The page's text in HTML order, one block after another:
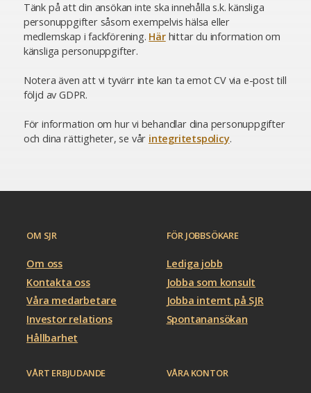
Tänk på att din ansökan inte ska innehålla s.k. känsliga
personuppgifter såsom exempelvis hälsa eller
medlemskap i fackförening. Härhittar du information om
känsliga personuppgifter.
Notera även att vi tyvärr inte kan ta emot CV via e-post till
följd av GDPR.
För information om hur vi behandlar dina personuppgifter
och dina rättigheter, se vår integritetspolicy.
OM SJR
Om oss
Kontakta oss
Våra medarbetare
Investor relations
Hållbarhet
FÖR JOBBSÖKARE
Lediga jobb
Jobba som konsult
Jobba internt på SJR
Spontanansökan
VÅRT ERBJUDANDE VÅRA KONTOR